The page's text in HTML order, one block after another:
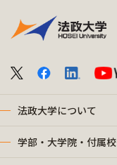
法政大学について
学部・大学院・付属校